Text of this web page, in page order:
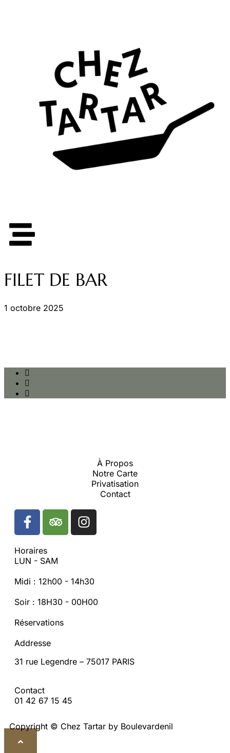
FILET DE BAR
1 octobre 2025
À Propos
Notre Carte
Privatisation
Contact
Horaires
LUN - SAM
Midi : 12h00 - 14h30
Soir : 18H30 - 00H00
Réservations
Addresse
31 rue Legendre – 75017 PARIS
Contact
01 42 67 15 45
Copyright © Chez Tartar by Boulevardenil